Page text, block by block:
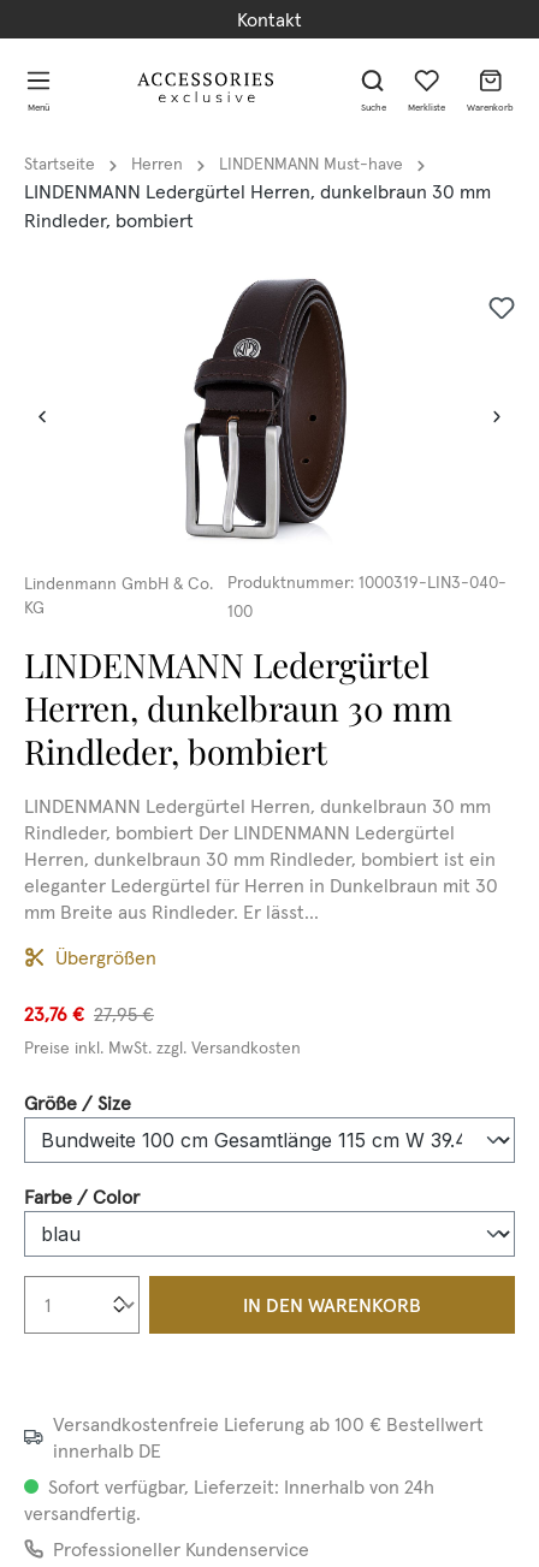
Kontakt
Menü Suche Merkliste Warenkorb
Startseite Herren LINDENMANN Must-have
LINDENMANN Ledergürtel Herren, dunkelbraun 30 mm
Rindleder, bombiert
Lindenmann GmbH & Co.
KG
Produktnummer: 1000319-LIN3-040-
100
LINDENMANN Ledergürtel
Herren, dunkelbraun 30 mm
Rindleder, bombiert
LINDENMANN Ledergürtel Herren, dunkelbraun 30 mm
Rindleder, bombiert Der LINDENMANN Ledergürtel
Herren, dunkelbraun 30 mm Rindleder, bombiert ist ein
eleganter Ledergürtel für Herren in Dunkelbraun mit 30
mm Breite aus Rindleder. Er lässt...
Übergrößen
23,76 € 27,95 €
Preise inkl. MwSt. zzgl. Versandkosten
Größe / Sizeauswählen
Farbe / Colorauswählen
Produkt Anzahl: Gib den
IN DEN WARENKORB
Versandkostenfreie Lieferung ab 100 € Bestellwert
innerhalb DE
Sofort verfügbar, Lieferzeit: Innerhalb von 24h
versandfertig.
Professioneller Kundenservice